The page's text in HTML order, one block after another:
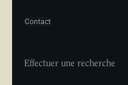
Contact
Effectuer une recherche